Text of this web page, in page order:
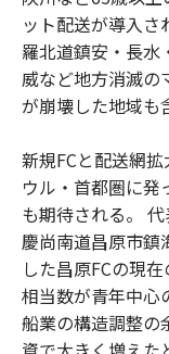
ット配送が導入
羅北道鎮安・長水
威など地方消滅の
が崩壊した地域も
新規FCと配送網
ウル・首都圏に
も期待される。
慶尚南道昌原市鎮
した昌原FCの現
相当数が青年中心
船業の構造調整の